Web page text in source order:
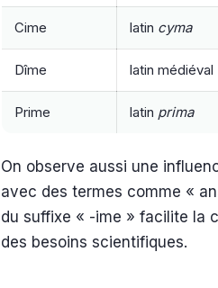
Cime latin cyma
Dîme latin médiéval
Prime latin prima
On observe aussi une
avec des termes comme «
du suffixe « -ime » facilite la
des besoins scientifiques.